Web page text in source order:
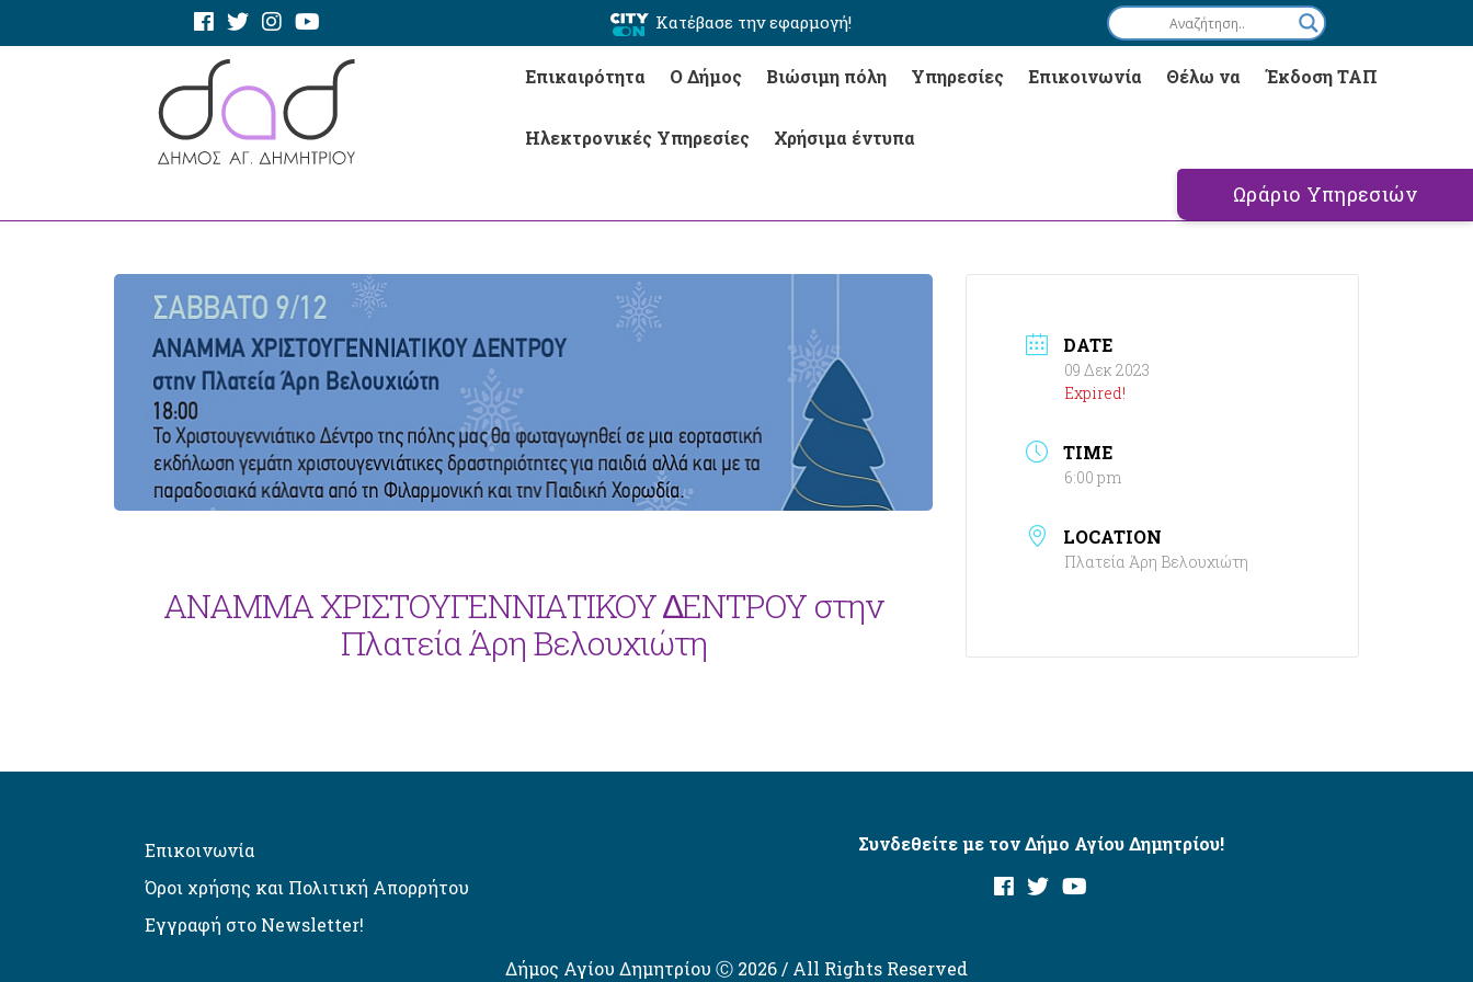
Κατέβασε την εφαρμογή!
Επικαιρότητα Ο Δήμος Βιώσιμη πόλη Υπηρεσίες Επικοινωνία Θέλω να Έκδοση ΤΑΠ
Ηλεκτρονικές Υπηρεσίες Χρήσιμα έντυπα
Ωράριο Υπηρεσιών
ΑΝΑΜΜΑ ΧΡΙΣΤΟΥΓΕΝΝΙΑΤΙΚΟΥ ∆ΕΝΤΡΟΥ στην
Πλατεία Άρη Βελουχιώτη
DATE
09 Δεκ 2023
Expired!
TIME
6:00 pm
LOCATION
Πλατεία Άρη Βελουχιώτη
Επικοινωνία
Όροι χρήσης και Πολιτική Απορρήτου
Εγγραφή στο Newsletter!
Συνδεθείτε με τον Δήμο Αγίου Δημητρίου!
Δήμος Αγίου Δημητρίου Ⓒ 2026 / All Rights Reserved